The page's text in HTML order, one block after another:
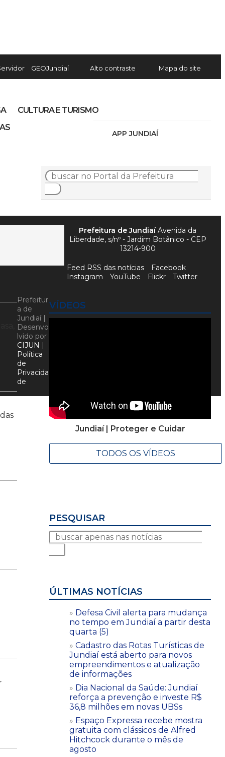
GEOJundiaí Alto contraste Mapa do site
APP JUNDIAÍ
CULTURA E TURISMO
VÍDEOS
Jundiaí | Proteger e Cuidar
TODOS OS VÍDEOS
PESQUISAR
ÚLTIMAS NOTÍCIAS
Defesa Civil alerta para mudança
no tempo em Jundiaí a partir desta
quarta (5)
Cadastro das Rotas Turísticas de
Jundiaí está aberto para novos
empreendimentos e atualização
de informações
Dia Nacional da Saúde: Jundiaí
reforça a prevenção e investe R$
36,8 milhões em novas UBSs
Espaço Expressa recebe mostra
gratuita com clássicos de Alfred
Hitchcock durante o mês de
agosto
Prefeitura de JundiaíAvenida da
Liberdade, s/nº - Jardim Botânico - CEP
13214-900
Feed RSS das notícias
Facebook
Instagram
YouTube Flickr Twitter
Prefeitur
a de
Jundiaí |
Desenvo
lvido por
CIJUN |
Política
de
Privacida
de